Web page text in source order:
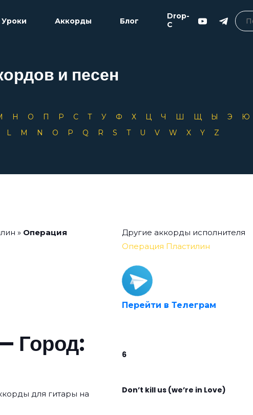
Уроки Аккорды Блог
Drop-
C
и песен
Н О П Р С Т У Ф Х Ц Ч Ш Щ Ы Э Ю
L M N O P Q R S T U V W X Y Z
» Операция
Город:
для гитары на
Другие аккорды исполнителя
Операция Пластилин
Перейти в Телеграм
6
Don’t kill us (we’re in Love)